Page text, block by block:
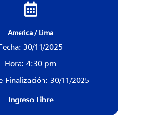
America / Lima
Fecha: 30/11/2025
Hora: 4:30 pm
Finalización: 30/11/2025
Ingreso Libre